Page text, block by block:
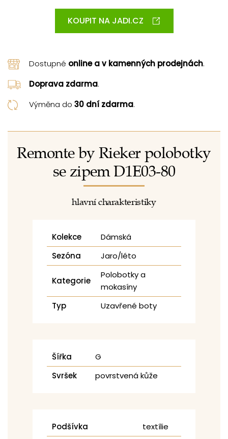
KOUPIT NA JADI.CZ
Dostupné online a v kamenných prodejnách.
Doprava zdarma.
Výměna do 30 dní zdarma.
Remonte by Rieker polobotky
se zipem D1E03-80
hlavní charakteristiky
Kolekce
Dámská
Sezóna
Jaro/léto
Kategorie
Polobotky a
mokasíny
Typ
Uzavřené boty
Šířka
G
Svršek
povrstvená kůže
Podšívka
textílie